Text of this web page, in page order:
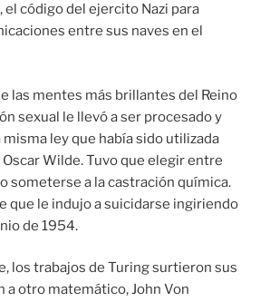
el código del ejercito Nazi para
entre sus naves en el
las mentes más brillantes del Reino
sexual le llevó a ser procesado y
ley que había sido utilizada
Oscar Wilde. Tuvo que elegir entre
someterse a la castración química.
que le indujo a suicidarse ingiriendo
de 1954.
los trabajos de Turing surtieron sus
a otro matemático, John Von